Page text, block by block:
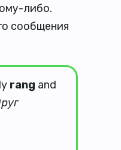
либо.
сообщения
rang and